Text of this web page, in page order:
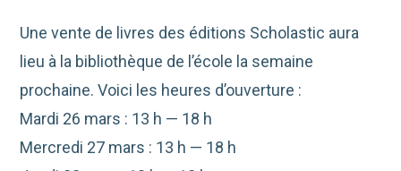
Une vente de livres des éditions Scholastic aura
lieu à la bibliothèque de l’école la semaine
prochaine. Voici les heures d’ouverture :
Mardi 26 mars : 13 h — 18 h
Mercredi 27 mars : 13 h — 18 h